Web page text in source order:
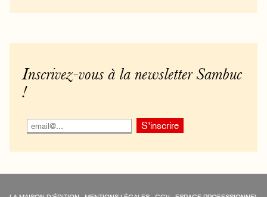
Inscrivez-vous à la newsletter Sambuc
!